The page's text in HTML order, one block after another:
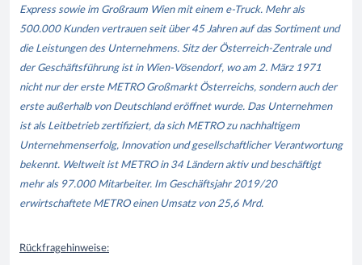
Express sowie im Großraum Wien mit einem e-Truck. Mehr als
500.000 Kunden vertrauen seit über 45 Jahren auf das Sortiment und
die Leistungen des Unternehmens. Sitz der Österreich-Zentrale und
der Geschäftsführung ist in Wien-Vösendorf, wo am 2. März 1971
nicht nur der erste METRO Großmarkt Österreichs, sondern auch der
erste außerhalb von Deutschland eröffnet wurde. Das Unternehmen
ist als Leitbetrieb zertifiziert, da sich METRO zu nachhaltigem
Unternehmenserfolg, Innovation und gesellschaftlicher Verantwortung
bekennt. Weltweit ist METRO in 34 Ländern aktiv und beschäftigt
mehr als 97.000 Mitarbeiter. Im Geschäftsjahr 2019/20
erwirtschaftete METRO einen Umsatz von 25,6 Mrd.
Rückfragehinweise: